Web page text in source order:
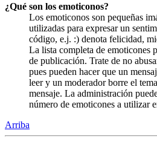
¿Qué son los emoticonos?
Los emoticonos son pequeñas
utilizadas para expresar un
código, e.j. :) denota felicidad,
La lista completa de emoticones
de publicación. Trate de no
pues pueden hacer que un
leer y un moderador borre el
mensaje. La administración
número de emoticones a utilizar
Arriba